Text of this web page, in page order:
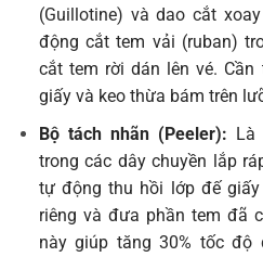
(Guillotine) và dao cắt
động cắt tem vải (ruban)
cắt tem rời dán lên vé.
giấy và keo thừa bám trên
Bộ tách nhãn (Peeler): Là
trong các dây chuyền lắp
tự động thu hồi lớp đế
riêng và đưa phần tem đã
này giúp tăng 30% tốc độ